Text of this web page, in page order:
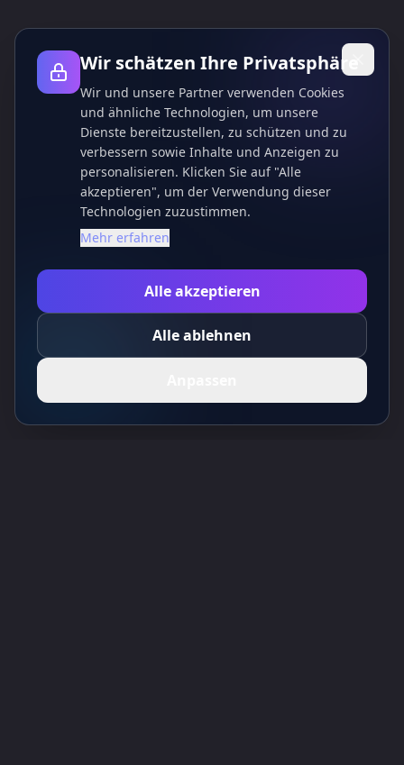
Wir schätzen Ihre Privatsphäre
Wir und unsere Partner verwenden Cookies
und ähnliche Technologien, um unsere
Dienste bereitzustellen, zu schützen und zu
verbessern sowie Inhalte und Anzeigen zu
personalisieren. Klicken Sie auf "Alle
akzeptieren", um der Verwendung dieser
Technologien zuzustimmen.
Mehr erfahren
Alle akzeptieren
Alle ablehnen